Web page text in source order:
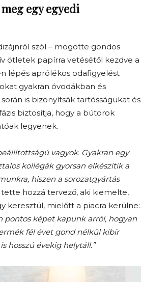
egy egyedi
szól – mögötte gondos
ötletek papírra vetésétől kezdve a
lépés aprólékos odafigyelést
gyakran óvodákban és
is bizonyítsák tartósságukat és
biztosítja, hogy a bútorok
legyenek.
vagyok. Gyakran egy
kollégák gyorsan elkészítik a
hiszen a sorozatgyártás
tette hozzá tervező, aki kiemelte,
keresztül, mielőtt a piacra kerülne:
pontos képet kapunk arról, hogyan
fél évet gond nélkül kibír
hosszú évekig helytáll.”